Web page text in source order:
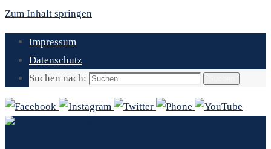
Zum Inhalt springen
Impressum
Datenschutz
Suchen nach: